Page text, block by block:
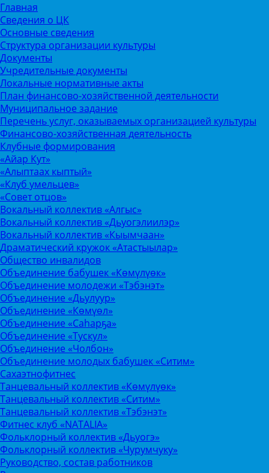
Главная
Сведения о ЦК
Основные сведения
Структура организации культуры
Документы
Учредительные документы
Локальные нормативные акты
План финансово-хозяйственной деятельности
Муниципальное задание
Перечень услуг, оказываемых организацией культуры
Финансово-хозяйственная деятельность
Клубные формирования
«Айар Кут»
«Алыптаах кыптый»
«Клуб умельцев»
«Совет отцов»
Вокальный коллектив «Алгыс»
Вокальный коллектив «Дьуогэлиилэр»
Вокальный коллектив «Кыымчаан»
Драматический кружок «Атастыылар»
Общество инвалидов
Объединение бабушек «Көмүлүөк»
Объединение молодежи «Тэбэнэт»
Объединение «Дьулуур»
Объединение «Көмүөл»
Объединение «Саhарҕа»
Объединение «Тускул»
Объединение «Чолбон»
Объединение молодых бабушек «Ситим»
Сахаэтнофитнес
Танцевальный коллектив «Көмүлүөк»
Танцевальный коллектив «Ситим»
Танцевальный коллектив «Тэбэнэт»
Фитнес клуб «NATALIA»
Фольклорный коллектив «Дьуогэ»
Фольклорный коллектив «Чурумчуку»
Руководство, состав работников